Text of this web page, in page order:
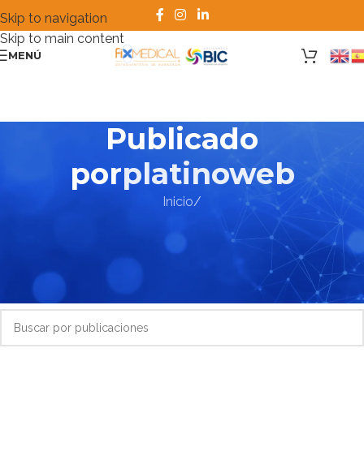
Skip to navigation
Skip to main content
MENÚ
Publicado
porplatinoweb
Inicio/
Lo siento, pero no se encontraron resultados. Tal vez la
búsqueda ayude a encontrar una publicación relacionada.